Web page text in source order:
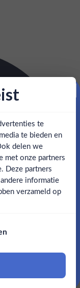
te
te bieden en
delen we
met onze partners
Deze partners
informatie
verzameld op
op je eerste